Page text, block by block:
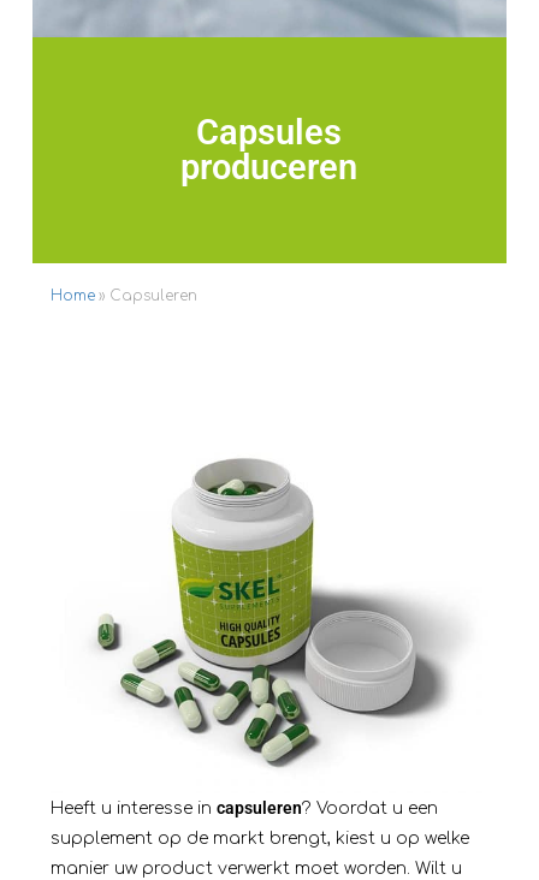
Capsules
produceren
Home» Capsuleren
Heeft u interesse in capsuleren? Voordat u een
supplement op de markt brengt, kiest u op welke
manier uw product verwerkt moet worden. Wilt u